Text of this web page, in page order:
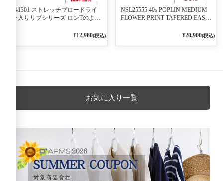
541301 ストレッチブロードライ
ン入りリブシリーズ ロンTのよう
プルオーバー 79ネイビー¥12,980(税込)
NSL25555 40s POPLIN MEDIUM
FLOWER PRINT TAPERED EASY
¥20,900(税込)
お気に入り一覧